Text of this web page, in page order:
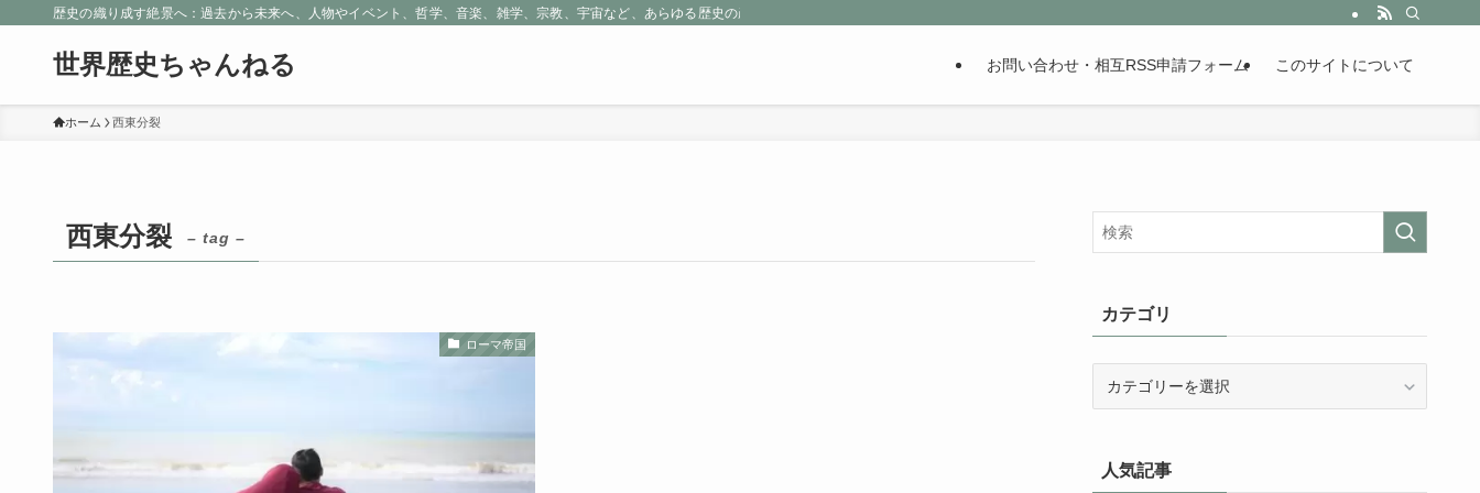
歴史の織り成す絶景へ：過去から未来へ、人物やイベント、哲学、音楽、雑学、宗教、宇宙など、あらゆる歴史の産物に包まれる魅惑の世界を探求しよう。歴史が苦手な人も魅了するまとめサイトです。
世界歴史ちゃんねる お問い合わせ・相互RSS申請フォーム このサイトについて
ホーム 西東分裂
西東分裂 – tag –
ローマ帝国
カテゴリ
人気記事